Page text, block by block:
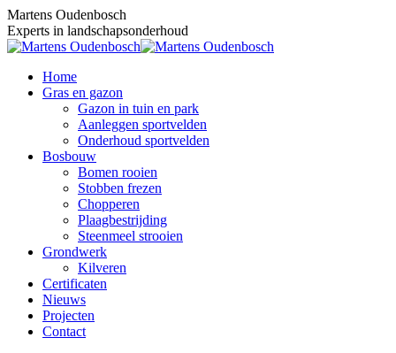
Skip
to
content
Martens Oudenbosch
Experts in landschapsonderhoud
Home
Gras en gazon
Gazon in tuin en park
Aanleggen sportvelden
Onderhoud sportvelden
Bosbouw
Bomen rooien
Stobben frezen
Chopperen
Plaagbestrijding
Steenmeel strooien
Grondwerk
Kilveren
Certificaten
Nieuws
Projecten
Contact